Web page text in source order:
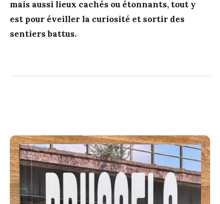
mais aussi lieux cachés ou étonnants, tout y
est pour éveiller la curiosité et sortir des
sentiers battus.